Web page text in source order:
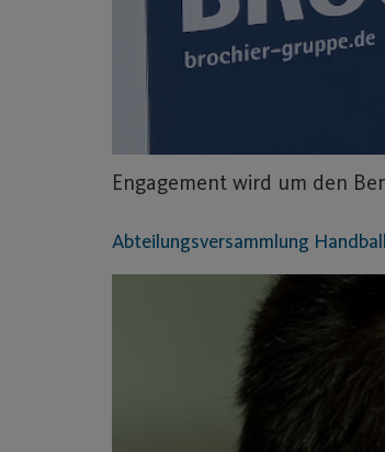
Engagement wird um den
Abteilungsversammlung Handball